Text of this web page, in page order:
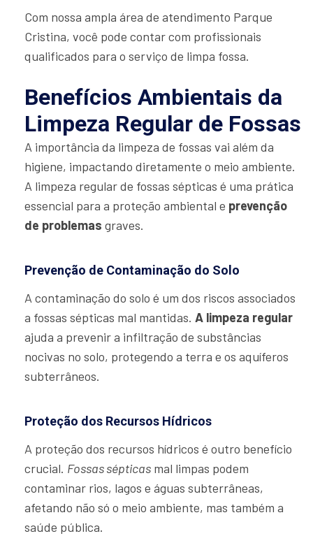
Com nossa ampla área de atendimento Parque
Cristina, você pode contar com profissionais
qualificados para o serviço de limpa fossa.
Benefícios Ambientais da
Limpeza Regular de Fossas
A importância da limpeza de fossas vai além da
higiene, impactando diretamente o meio ambiente.
A limpeza regular de fossas sépticas é uma prática
essencial para a proteção ambiental e prevenção
de problemas graves.
Prevenção de Contaminação do Solo
A contaminação do solo é um dos riscos associados
a fossas sépticas mal mantidas. A limpeza regular
ajuda a prevenir a infiltração de substâncias
nocivas no solo, protegendo a terra e os aquíferos
subterrâneos.
Proteção dos Recursos Hídricos
A proteção dos recursos hídricos é outro benefício
crucial. Fossas sépticas mal limpas podem
contaminar rios, lagos e águas subterrâneas,
afetando não só o meio ambiente, mas também a
saúde pública.